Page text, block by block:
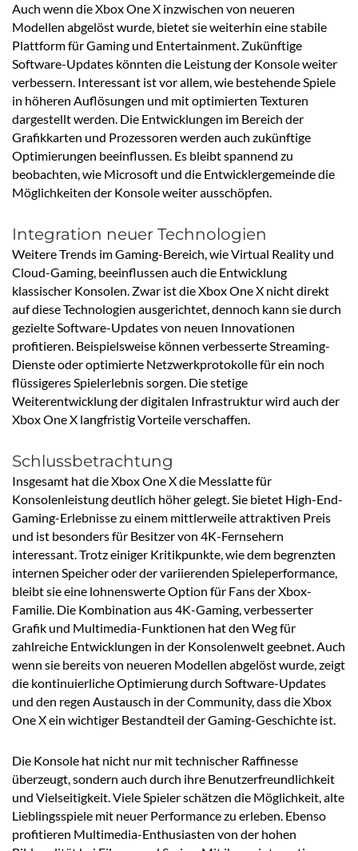
Auch wenn die Xbox One X inzwischen von neueren
Modellen abgelöst wurde, bietet sie weiterhin eine stabile
Plattform für Gaming und Entertainment. Zukünftige
Software-Updates könnten die Leistung der Konsole weiter
verbessern. Interessant ist vor allem, wie bestehende Spiele
in höheren Auflösungen und mit optimierten Texturen
dargestellt werden. Die Entwicklungen im Bereich der
Grafikkarten und Prozessoren werden auch zukünftige
Optimierungen beeinflussen. Es bleibt spannend zu
beobachten, wie Microsoft und die Entwicklergemeinde die
Möglichkeiten der Konsole weiter ausschöpfen.
Integration neuer Technologien
Weitere Trends im Gaming-Bereich, wie Virtual Reality und
Cloud-Gaming, beeinflussen auch die Entwicklung
klassischer Konsolen. Zwar ist die Xbox One X nicht direkt
auf diese Technologien ausgerichtet, dennoch kann sie durch
gezielte Software-Updates von neuen Innovationen
profitieren. Beispielsweise können verbesserte Streaming-
Dienste oder optimierte Netzwerkprotokolle für ein noch
flüssigeres Spielerlebnis sorgen. Die stetige
Weiterentwicklung der digitalen Infrastruktur wird auch der
Xbox One X langfristig Vorteile verschaffen.
Schlussbetrachtung
Insgesamt hat die Xbox One X die Messlatte für
Konsolenleistung deutlich höher gelegt. Sie bietet High-End-
Gaming-Erlebnisse zu einem mittlerweile attraktiven Preis
und ist besonders für Besitzer von 4K-Fernsehern
interessant. Trotz einiger Kritikpunkte, wie dem begrenzten
internen Speicher oder der variierenden Spieleperformance,
bleibt sie eine lohnenswerte Option für Fans der Xbox-
Familie. Die Kombination aus 4K-Gaming, verbesserter
Grafik und Multimedia-Funktionen hat den Weg für
zahlreiche Entwicklungen in der Konsolenwelt geebnet. Auch
wenn sie bereits von neueren Modellen abgelöst wurde, zeigt
die kontinuierliche Optimierung durch Software-Updates
und den regen Austausch in der Community, dass die Xbox
One X ein wichtiger Bestandteil der Gaming-Geschichte ist.
Die Konsole hat nicht nur mit technischer Raffinesse
überzeugt, sondern auch durch ihre Benutzerfreundlichkeit
und Vielseitigkeit. Viele Spieler schätzen die Möglichkeit, alte
Lieblingsspiele mit neuer Performance zu erleben. Ebenso
profitieren Multimedia-Enthusiasten von der hohen